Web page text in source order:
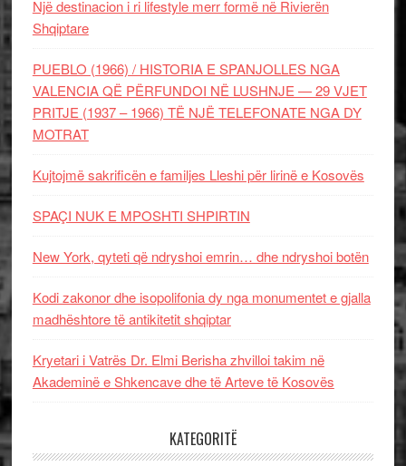
Një destinacion i ri lifestyle merr formë në Rivierën
Shqiptare
PUEBLO (1966) / HISTORIA E SPANJOLLES NGA
VALENCIA QË PËRFUNDOI NË LUSHNJE — 29 VJET
PRITJE (1937 – 1966) TË NJË TELEFONATE NGA DY
MOTRAT
Kujtojmë sakrificën e familjes Lleshi për lirinë e Kosovës
SPAÇI NUK E MPOSHTI SHPIRTIN
New York, qyteti që ndryshoi emrin… dhe ndryshoi botën
Kodi zakonor dhe isopolifonia dy nga monumentet e gjalla
madhështore të antikitetit shqiptar
Kryetari i Vatrës Dr. Elmi Berisha zhvilloi takim në
Akademinë e Shkencave dhe të Arteve të Kosovës
KATEGORITË